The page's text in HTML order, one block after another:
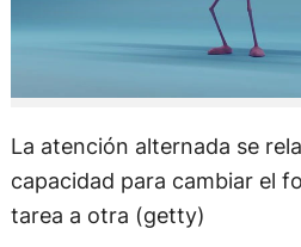
La atención alternada se
capacidad para cambiar el
tarea a otra (getty)